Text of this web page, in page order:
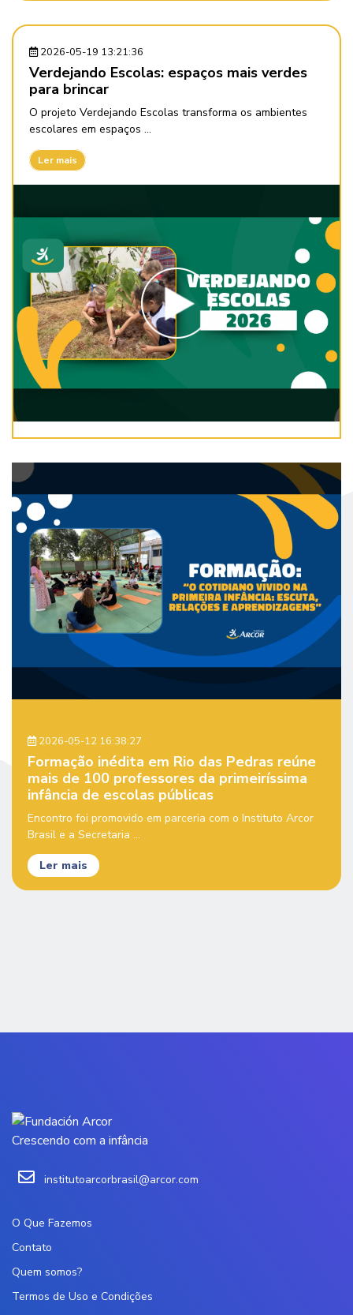
2026-05-19 13:21:36
Verdejando Escolas: espaços mais verdes
para brincar
O projeto Verdejando Escolas transforma os ambientes
escolares em espaços ...
Ler mais
2026-05-12 16:38:27
Formação inédita em Rio das Pedras reúne
mais de 100 professores da primeiríssima
infância de escolas públicas
Encontro foi promovido em parceria com o Instituto Arcor
Brasil e a Secretaria ...
Ler mais
Crescendo com a infância
institutoarcorbrasil@arcor.com
O Que Fazemos
Contato
Quem somos?
Termos de Uso e Condições